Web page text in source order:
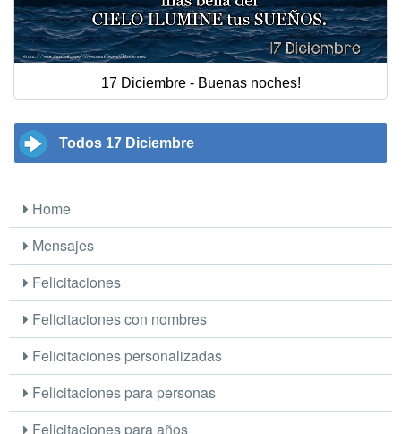
17 Diciembre - Buenas noches!
Todos 17 Diciembre
Home
Mensajes
Felicitaciones
Felicitaciones con nombres
Felicitaciones personalizadas
Felicitaciones para personas
Felicitaciones para años